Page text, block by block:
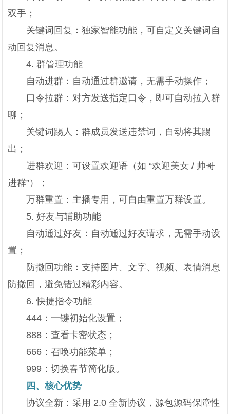
双手；
关键词回复：独家智能功能，可自定义关键词自
动回复消息。
4. 群管理功能
自动进群：自动通过群邀请，无需手动操作；
口令拉群：对方发送指定口令，即可自动拉入群
聊；
关键词踢人：群成员发送违禁词，自动将其踢
出；
进群欢迎：可设置欢迎语（如 “欢迎美女 / 帅哥
进群”）；
万群重置：主播专用，可自由重置万群设置。
5. 好友与辅助功能
自动通过好友：自动通过好友请求，无需手动设
置；
防撤回功能：支持图片、文字、视频、表情消息
防撤回，避免错过精彩内容。
6. 快捷指令功能
444：一键初始化设置；
888：查看卡密状态；
666：召唤功能菜单；
999：切换春节简化版。
四、核心优势
协议全新：采用 2.0 全新协议，源包源码保障性